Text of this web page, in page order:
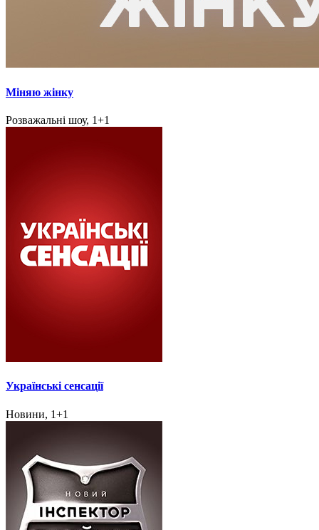
Міняю жінку
Розважальні шоу, 1+1
Українські сенсації
Новини, 1+1